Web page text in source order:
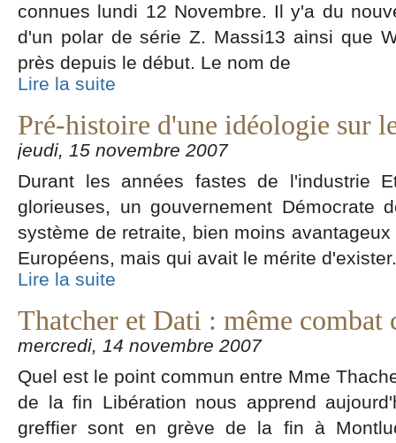
connues lundi 12 Novembre. Il y'a du
d'un polar de série Z. Massi13 ainsi que
près depuis le début. Le nom de
Lire la suite
Pré-histoire d'une idéologie sur
jeudi, 15 novembre 2007
Durant les années fastes de l'industrie
glorieuses, un gouvernement Démocrate
système de retraite, bien moins
Européens, mais qui avait le mérite d'exister.
Lire la suite
Thatcher et Dati : même combat
mercredi, 14 novembre 2007
Quel est le point commun entre Mme
de la fin Libération nous apprend
greffier sont en grève de la fin à